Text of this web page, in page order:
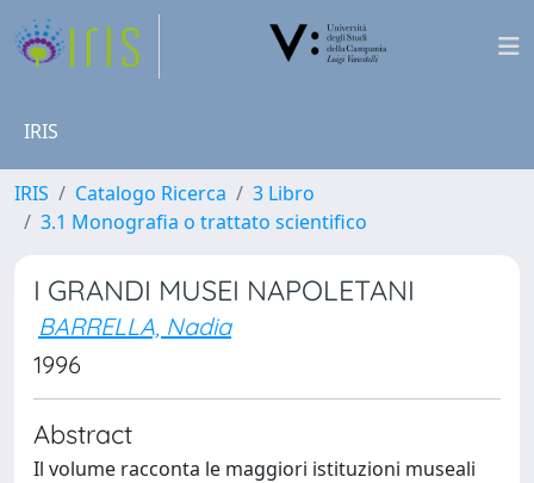
IRIS
IRIS Catalogo Ricerca
3 Libro
3.1 Monografia o trattato scientifico
I GRANDI MUSEI NAPOLETANI
BARRELLA, Nadia
1996
Abstract
Il volume racconta le maggiori istituzioni museali